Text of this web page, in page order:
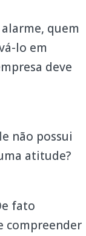
quem
lo em
deve
não possui
atitude?
fato
compreender